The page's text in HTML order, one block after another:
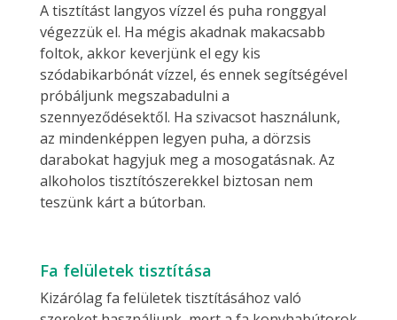
A tisztítást langyos vízzel és puha ronggyal
végezzük el. Ha mégis akadnak makacsabb
foltok, akkor keverjünk el egy kis
szódabikarbónát vízzel, és ennek segítségével
próbáljunk megszabadulni a
szennyeződésektől. Ha szivacsot használunk,
az mindenképpen legyen puha, a dörzsis
darabokat hagyjuk meg a mosogatásnak. Az
alkoholos tisztítószerekkel biztosan nem
teszünk kárt a bútorban.
Fa felületek tisztítása
Kizárólag fa felületek tisztításához való